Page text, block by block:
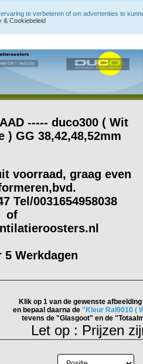
----- duco300 ( Wit
) GG 38,42,48,52mm
voorraad, graag even
Tel/0031654958038
of
5 Werkdagen
Klik op 1 van de gewenste
en bepaal daarna de "Kleur Ral9010 (
tevens de "Glasgoot" en de
Let op : Prijzen
te verbeteren of om advertenties te
& Cookiebeleid